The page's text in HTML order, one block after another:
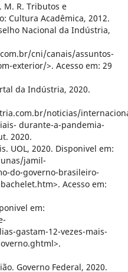
M. R. Tributos e
Cultura Acadêmica, 2012.
Nacional da Indústria,
cni/canais/assuntos-
exterior/>. Acesso em: 29
da Indústria, 2020.
noticias/
durante-a-pandemia-
2020.
UOL, 2020. Disponivel em:
jamil-
do-governo-brasileiro-
Acesso em:
em:
gastam-12-vezes-mais-
Governo Federal, 2020.